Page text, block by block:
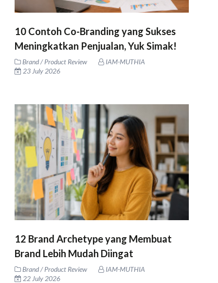
10 Contoh Co-Branding yang Sukses
Meningkatkan Penjualan, Yuk Simak!
Brand / Product Review
IAM-MUTHIA
23 July 2026
12 Brand Archetype yang Membuat
Brand Lebih Mudah Diingat
Brand / Product Review
IAM-MUTHIA
22 July 2026